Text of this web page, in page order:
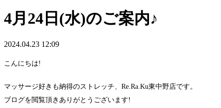
4月24日(水)のご案内♪
2024.04.23 12:09
こんにちは!
マッサージ好きも納得のストレッチ、Re.Ra.Ku東中野店です。
ブログを閲覧頂きありがとうございます!